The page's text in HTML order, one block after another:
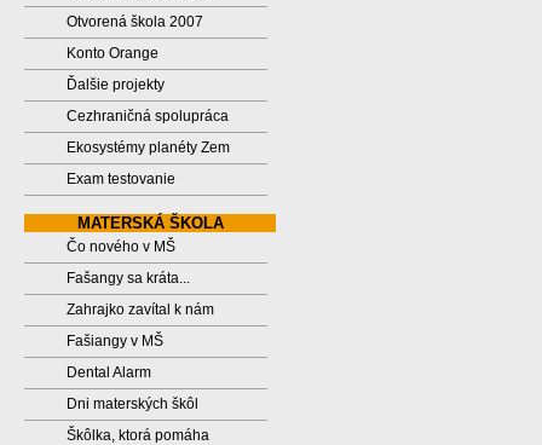
Otvorená škola 2007
Konto Orange
Ďalšie projekty
Cezhraničná spolupráca
Ekosystémy planéty Zem
Exam testovanie
MATERSKÁ ŠKOLA
Čo nového v MŠ
Fašangy sa kráta...
Zahrajko zavítal k nám
Fašiangy v MŠ
Dental Alarm
Dni materských škôl
Škôlka, ktorá pomáha